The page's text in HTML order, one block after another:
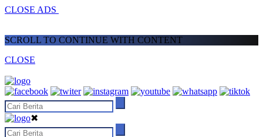
CLOSE ADS
SCROLL TO CONTINUE WITH CONTENT
CLOSE
✖